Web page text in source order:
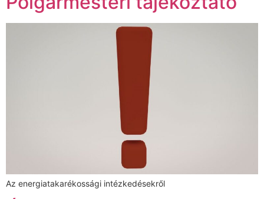
Az energiatakarékossági intézkedésekről